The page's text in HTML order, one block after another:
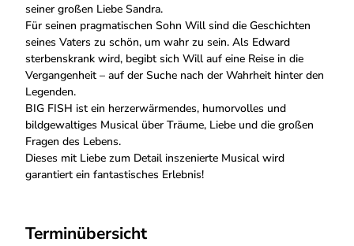
seiner großen Liebe Sandra.
Für seinen pragmatischen Sohn Will sind die Geschichten
seines Vaters zu schön, um wahr zu sein. Als Edward
sterbenskrank wird, begibt sich Will auf eine Reise in die
Vergangenheit – auf der Suche nach der Wahrheit hinter den
Legenden.
BIG FISH ist ein herzerwärmendes, humorvolles und
bildgewaltiges Musical über Träume, Liebe und die großen
Fragen des Lebens.
Dieses mit Liebe zum Detail inszenierte Musical wird
garantiert ein fantastisches Erlebnis!
Terminübersicht